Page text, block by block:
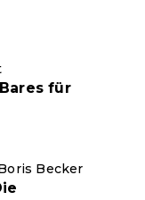
für
Becker